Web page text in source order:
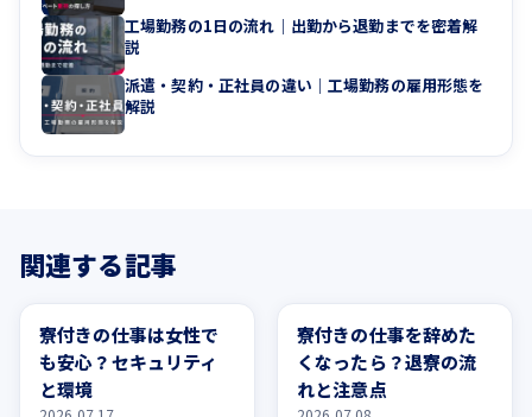
工場勤務の1日の流れ｜出勤から退勤までを密着解
説
派遣・契約・正社員の違い｜工場勤務の雇用形態を
解説
関連する記事
寮・住まい
寮付きの仕事は女性で
も安心？セキュリティ
と環境
寮・住まい
寮付きの仕事を辞めた
くなったら？退寮の流
れと注意点